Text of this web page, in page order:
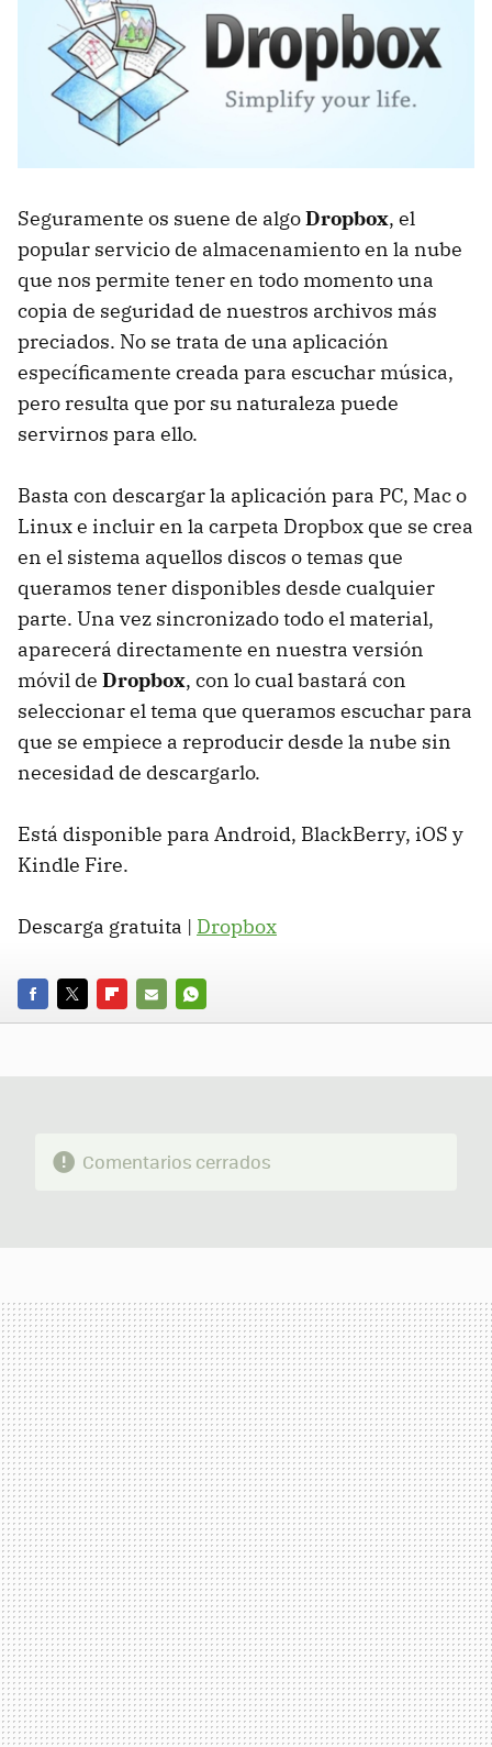
Seguramente os suene de algoDropbox, el
popular servicio de almacenamiento en la nube
que nos permite tener en todo momento una
copia de seguridad de nuestros archivos más
preciados. No se trata de una aplicación
específicamente creada para escuchar música,
pero resulta que por su naturaleza puede
servirnos para ello.
Basta con descargar la aplicación para PC, Mac o
Linux e incluir en la carpeta Dropbox que se crea
en el sistema aquellos discos o temas que
queramos tener disponibles desde cualquier
parte. Una vez sincronizado todo el material,
aparecerá directamente en nuestra versión
móvil de Dropbox, con lo cual bastará con
seleccionar el tema que queramos escuchar para
que se empiece a reproducir desde la nube sin
necesidad de descargarlo.
Está disponible para Android, BlackBerry, iOS y
Kindle Fire.
Descarga gratuita | Dropbox
FACEBOOK
TWITTERFLIPBOARD
E-
WHATSAPP
Comentarios cerrados